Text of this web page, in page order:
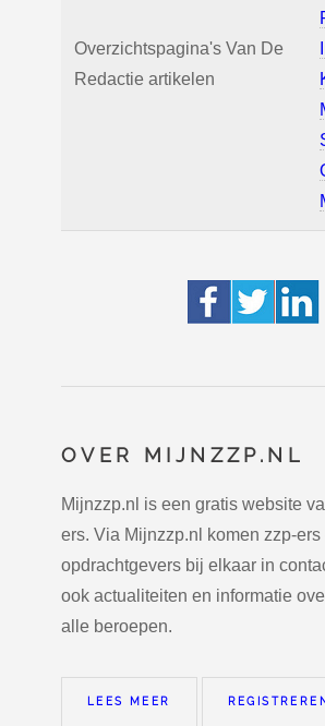
Overzichtspagina's Van De
Redactie artikelen
OVER MIJNZZP.NL
Mijnzzp.nl is een gratis website
ers. Via Mijnzzp.nl komen zzp-ers
opdrachtgevers bij elkaar in
ook actualiteiten en informatie
alle beroepen.
LEES MEER